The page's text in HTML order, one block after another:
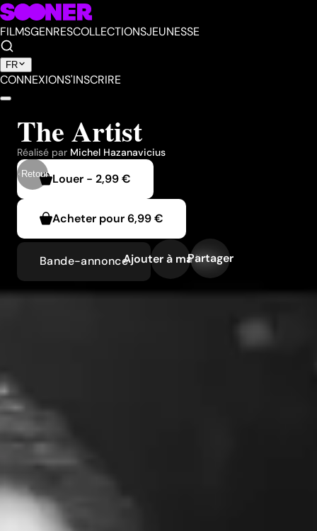
FILMSGENRESCOLLECTIONSJEUNESSE
FR
CONNEXIONS'INSCRIRE
Retour
The Artist
Réalisé par Michel Hazanavicius
Louer - 2,99 €
Acheter pour6,99 €
Bande-annonceAjouter à ma liste
Partager